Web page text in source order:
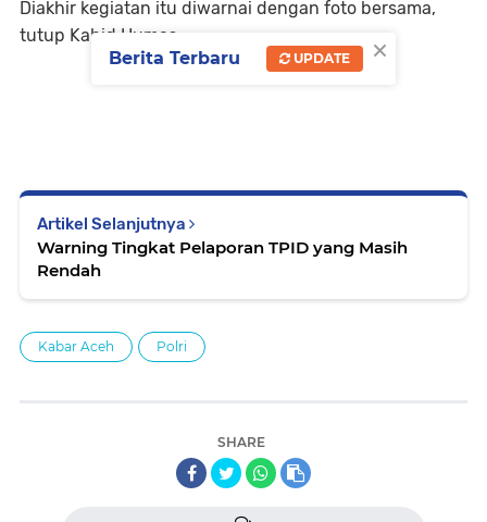
Diakhir kegiatan itu diwarnai dengan foto bersama,
tutup Kabid Humas.
Artikel Selanjutnya
Warning Tingkat Pelaporan TPID yang Masih
Rendah
Kabar Aceh Polri
SHARE
×
Berita Terbaru UPDATE